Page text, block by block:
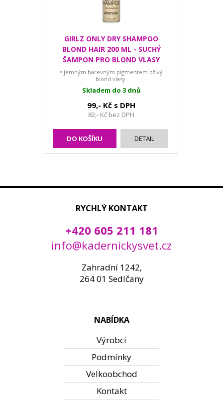
GIRLZ ONLY DRY SHAMPOO
BLOND HAIR 200 ML - SUCHÝ
ŠAMPON PRO BLOND VLASY
s jemným barevným pigmentem oživý
blond vlasy.
Skladem do 3 dnů
99,- Kč s DPH
82,- Kč bez DPH
DO KOŠÍKU DETAIL
RYCHLÝ KONTAKT
+420 605 211 181
info@kadernickysvet.cz
Zahradní 1242,
264 01 Sedlčany
NABÍDKA
Výrobci
Podmínky
Velkoobchod
Kontakt